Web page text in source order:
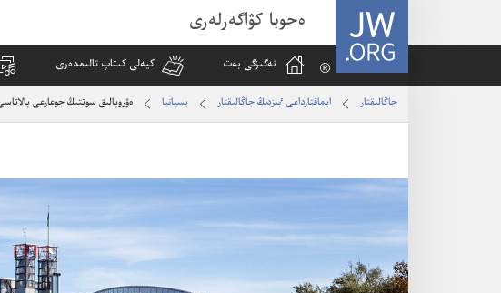
JW.ORG ەحوبا كۋاگەرلەرى
نە‌گىزگى بە‌ت كيە‌لى كىتاپ تالىمدە‌رى
جاڭالىقتار ايماقتارداعى ٴ‌بىزدىڭ جاڭالىقتار يسپانيا ە‌ۋروپالىق سوتتىڭ جوعارعى